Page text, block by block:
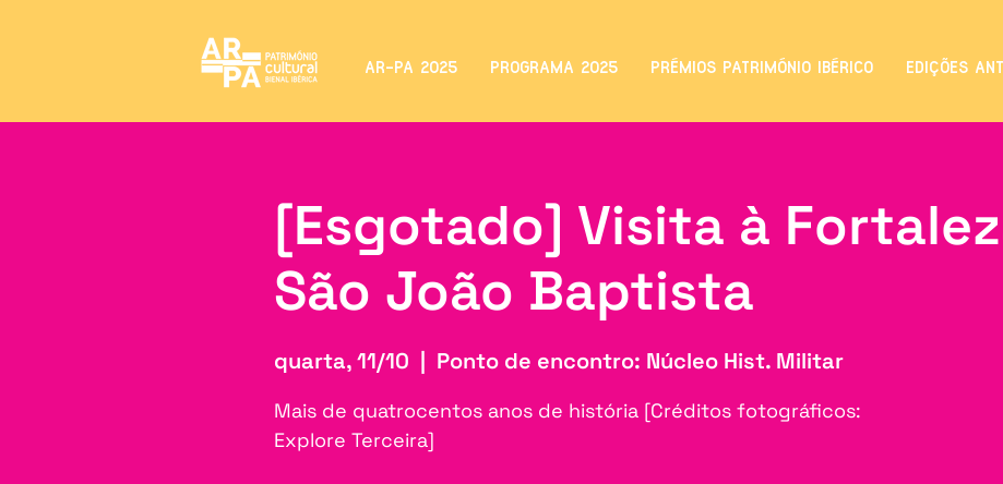
AR-PA 2025 PROGRAMA 2025 PRÉMIOS PATRIMÓNIO IBÉRICO EDIÇÕES
[Esgotado] Visita à
São João Baptista
quarta, 11/10
  |
Ponto de encontro: Núcleo Hist. Militar
Mais de quatrocentos anos de história [Créditos fotográficos:
Explore Terceira]